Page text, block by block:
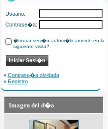
Usuario:
Contrase�a:
�Iniciar sesi�n autom�ticamente en la
siguiente visita?
» Contrase�a olvidada
» Registro
Imagen del d�a